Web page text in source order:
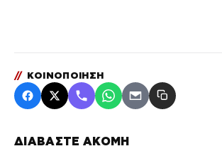
ΔΙΑΒΑΣΤΕ ΑΚΟΜΗ
// ΚΟΙΝΟΠΟΙΗΣΗ